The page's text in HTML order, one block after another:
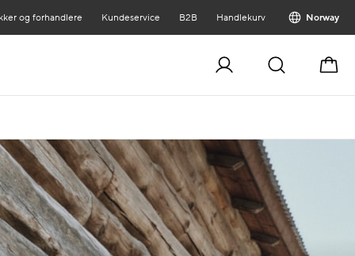
og forhandlere Kundeservice B2B Handlekurv Norway